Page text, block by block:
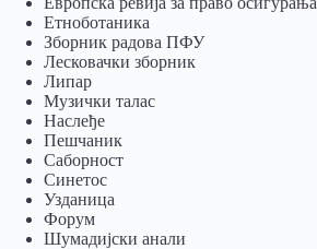
Eтноботаника
Зборник радова ПФУ
Лесковачки зборник
Липар
Музички талас
Наслеђе
Пешчаник
Саборност
Синетос
Узданица
Форум
Шумадијски анали